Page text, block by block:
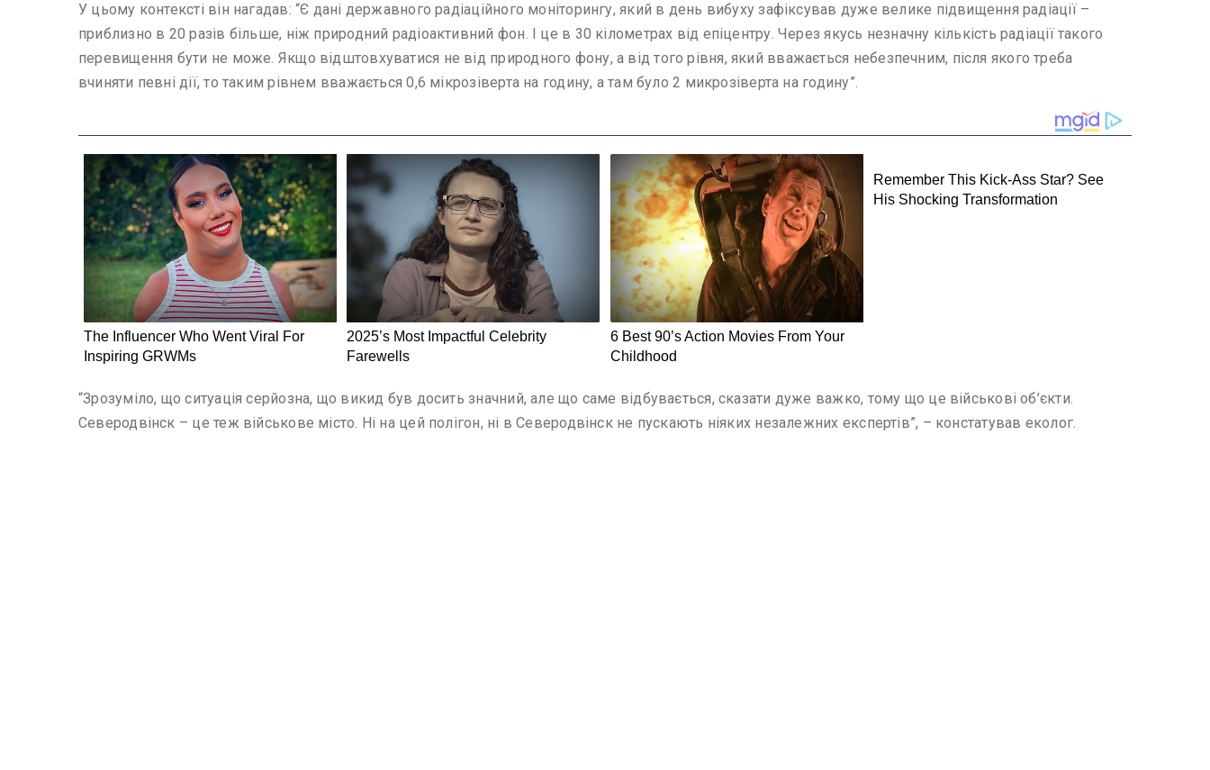
У цьому контексті він нагадав: “Є дані державного радіаційного моніторингу, який в день вибуху зафіксував дуже велике підвищення радіації –
приблизно в 20 разів більше, ніж природний радіоактивний фон. І це в 30 кілометрах від епіцентру. Через якусь незначну кількість радіації такого
перевищення бути не може. Якщо відштовхуватися не від природного фону, а від того рівня, який вважається небезпечним, після якого треба
вчиняти певні дії, то таким рівнем вважається 0,6 мікрозіверта на годину, а там було 2 микрозіверта на годину”.
“Зрозуміло, що ситуація серйозна, що викид був досить значний, але що саме відбувається, сказати дуже важко, тому що це військові об’єкти.
Северодвінск – це теж військове місто. Ні на цей полігон, ні в Северодвінск не пускають ніяких незалежних експертів”, – констатував еколог.